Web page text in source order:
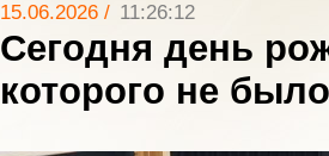
15.06.2026 / 11:26:12
Сегодня день
которого не